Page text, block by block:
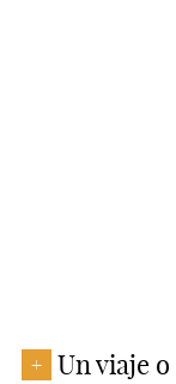
+ Un viaje